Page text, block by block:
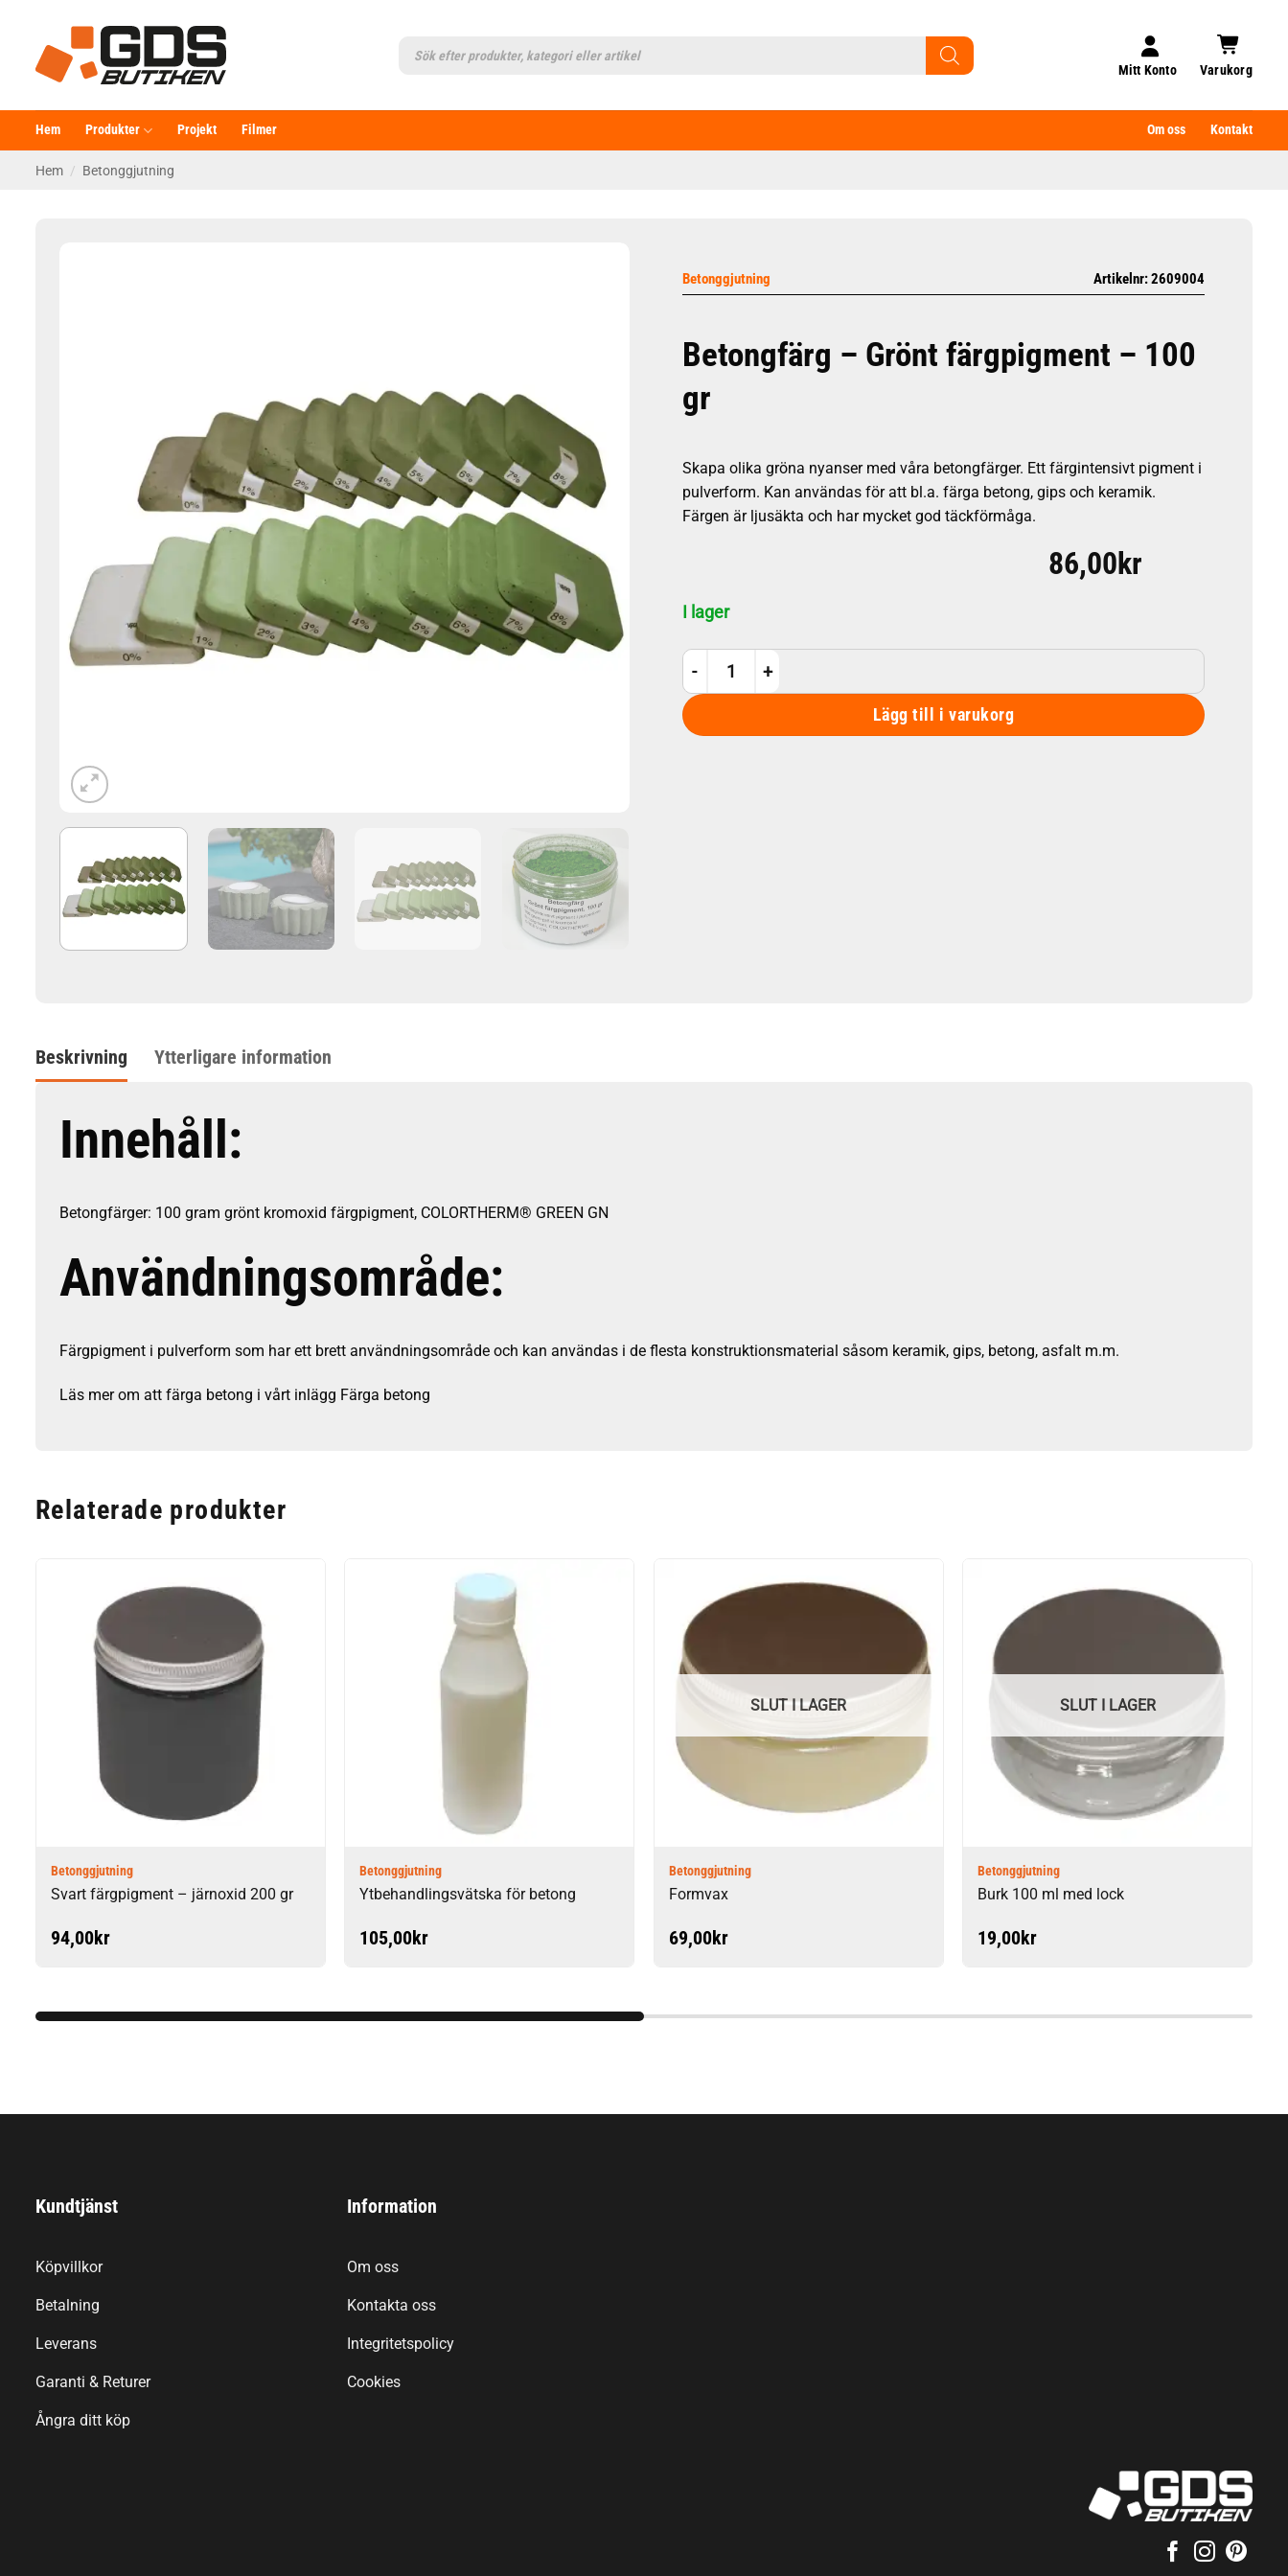
content
search
Mitt Konto Varukorg
Hem Produkter Projekt Filmer Om oss Kontakt
Hem / Betonggjutning
Betonggjutning Artikelnr: 2609004
Betongfärg – Grönt färgpigment – 100
gr
Skapa olika gröna nyanser med våra betongfärger. Ett färgintensivt pigment i
pulverform. Kan användas för att bl.a. färga betong, gips och keramik.
Färgen är ljusäkta och har mycket god täckförmåga.
86,00kr
I lager
Betongfärg - Grönt färgpigment - 100 gr mängd
Lägg till i varukorg
Beskrivning Ytterligare information
Innehåll:
Betongfärger: 100 gram grönt kromoxid färgpigment, COLORTHERM® GREEN GN
Användningsområde:
Färgpigment i pulverform som har ett brett användningsområde och kan användas i de flesta konstruktionsmaterial såsom keramik, gips, betong, asfalt m.m.
Läs mer om att färga betong i vårt inlägg Färga betong
Relaterade produkter
Betonggjutning
Svart färgpigment – järnoxid 200 gr
94,00kr
Betonggjutning
Ytbehandlingsvätska för betong
105,00kr
SLUT I LAGER
Betonggjutning
Formvax
69,00kr
SLUT I LAGER
Betonggjutning
Burk 100 ml med lock
19,00kr
Kundtjänst
Köpvillkor
Betalning
Leverans
Garanti & Returer
Ångra ditt köp
Information
Om oss
Kontakta oss
Integritetspolicy
Cookies